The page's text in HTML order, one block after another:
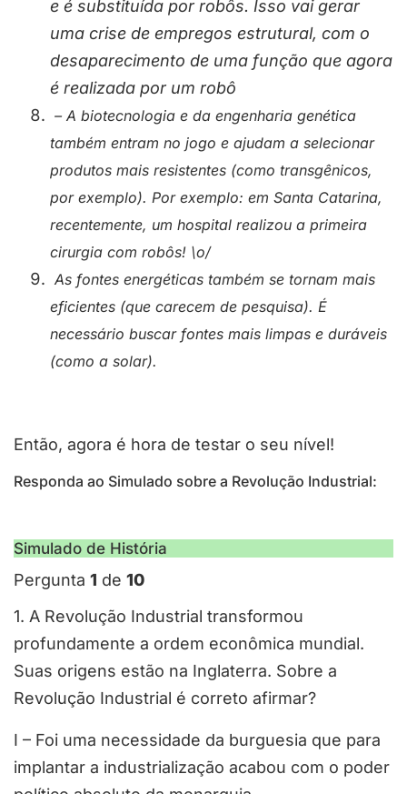
e é substituída por robôs. Isso vai gerar
uma crise de empregos estrutural, com o
desaparecimento de uma função que agora
é realizada por um robô
– A biotecnologia e da engenharia genética
também entram no jogo e ajudam a selecionar
produtos mais resistentes (como transgênicos,
por exemplo). Por exemplo: em Santa Catarina,
recentemente, um hospital realizou a primeira
cirurgia com robôs! \o/
As fontes energéticas também se tornam mais
eficientes (que carecem de pesquisa). É
necessário buscar fontes mais limpas e duráveis
(como a solar).
Então, agora é hora de testar o seu nível!
Responda ao Simulado sobre a Revolução Industrial:
Simulado de História
Pergunta 1 de 10
1. A Revolução Industrial transformou
profundamente a ordem econômica mundial.
Suas origens estão na Inglaterra. Sobre a
Revolução Industrial é correto afirmar?
I – Foi uma necessidade da burguesia que para
implantar a industrialização acabou com o poder